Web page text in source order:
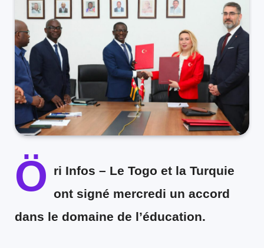
Ö ri Infos – Le Togo et la Turquie
ont signé mercredi un accord
dans le domaine de l’éducation.